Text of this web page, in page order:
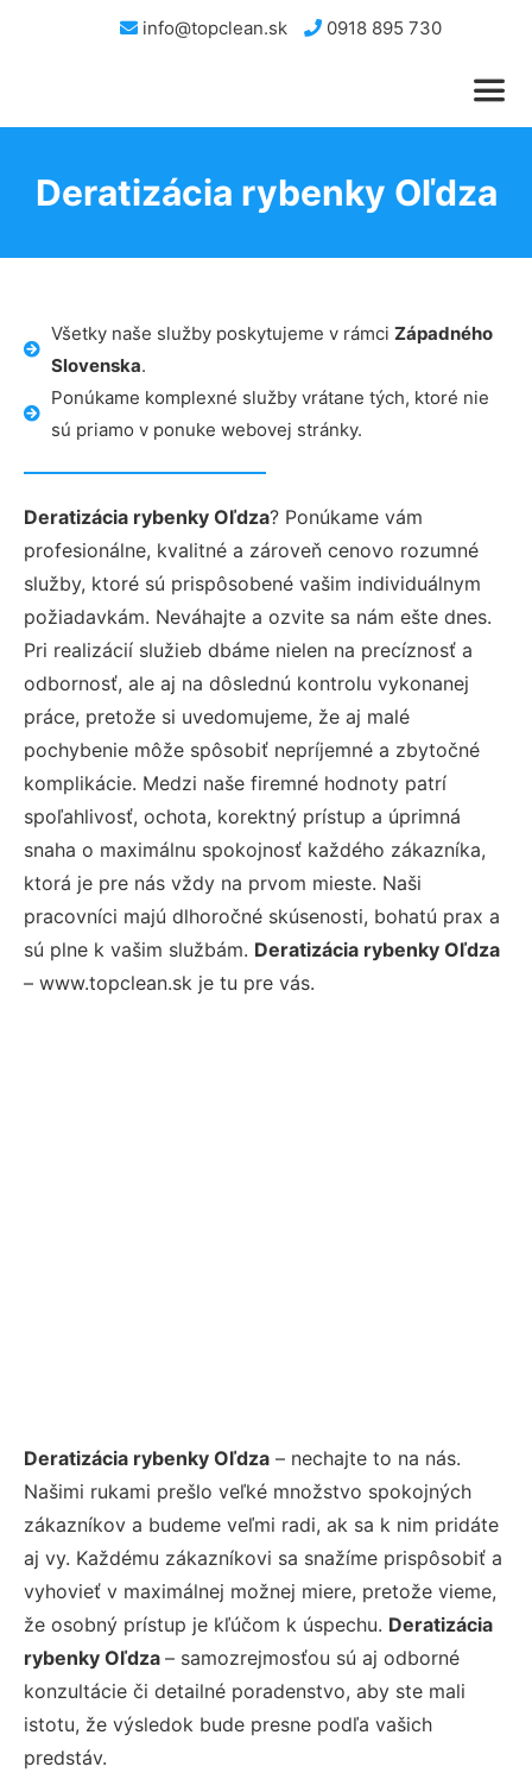
info@topclean.sk 0918 895 730
Deratizácia rybenky Oľdza
Všetky naše služby poskytujeme v rámci Západného
Slovenska.
Ponúkame komplexné služby vrátane tých, ktoré nie
sú priamo v ponuke webovej stránky.
Deratizácia rybenky Oľdza? Ponúkame vám
profesionálne, kvalitné a zároveň cenovo rozumné
služby, ktoré sú prispôsobené vašim individuálnym
požiadavkám. Neváhajte a ozvite sa nám ešte dnes.
Pri realizácií služieb dbáme nielen na precíznosť a
odbornosť, ale aj na dôslednú kontrolu vykonanej
práce, pretože si uvedomujeme, že aj malé
pochybenie môže spôsobiť nepríjemné a zbytočné
komplikácie. Medzi naše firemné hodnoty patrí
spoľahlivosť, ochota, korektný prístup a úprimná
snaha o maximálnu spokojnosť každého zákazníka,
ktorá je pre nás vždy na prvom mieste. Naši
pracovníci majú dlhoročné skúsenosti, bohatú prax a
sú plne k vašim službám. Deratizácia rybenky Oľdza
– www.topclean.sk je tu pre vás.
Deratizácia rybenky Oľdza – nechajte to na nás.
Našimi rukami prešlo veľké množstvo spokojných
zákazníkov a budeme veľmi radi, ak sa k nim pridáte
aj vy. Každému zákazníkovi sa snažíme prispôsobiť a
vyhovieť v maximálnej možnej miere, pretože vieme,
že osobný prístup je kľúčom k úspechu. Deratizácia
rybenky Oľdza – samozrejmosťou sú aj odborné
konzultácie či detailné poradenstvo, aby ste mali
istotu, že výsledok bude presne podľa vašich
predstáv.